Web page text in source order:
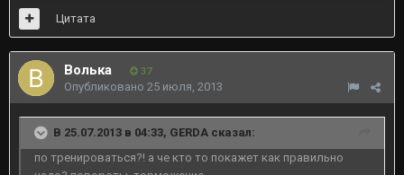
Цитата
Волька 37
Опубликовано 25 июля, 2013
В 25.07.2013 в 04:33, GERDA сказал:
по тренироваться?! а че кто то покажет как правильно